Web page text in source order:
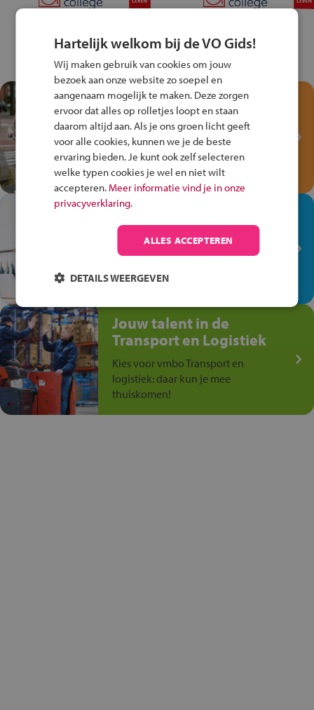
Test je kennis met het
Fiets Veilig
Verkeersspel!
Speel het Fiets Veilig Verkeersspel
en win een Cortina-fiets!
In de winkel ben je op je
plek!
Ontdek via het vmbo jouw talent
anders is!
Jouw talent in de
Transport en Logistiek
Kies voor vmbo Transport en
logistiek: daar kun je mee
thuiskomen!
Hartelijk welkom bij de VO Gids!
Wij maken gebruik van cookies om jouw
bezoek aan onze website zo soepel en
aangenaam mogelijk te maken. Deze zorgen
ervoor dat alles op rolletjes loopt en staan
daarom altijd aan. Als je ons groen licht geeft
voor alle cookies, kunnen we je de beste
ervaring bieden. Je kunt ook zelf selecteren
welke typen cookies je wel en niet wilt
accepteren. Meer informatie vind je in onze
privacyverklaring.
ALLES ACCEPTEREN
DETAILS WEERGEVEN